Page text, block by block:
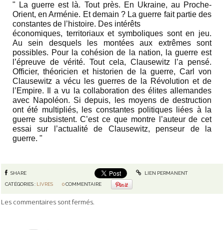
" La guerre est là. Tout près. En Ukraine, au Proche-
Orient, en Arménie. Et demain ? La guerre fait partie des
constantes de l’histoire. Des intérêts
économiques, territoriaux et symboliques sont en jeu.
Au sein desquels les montées aux extrêmes sont
possibles. Pour la cohésion de la nation, laguerre est
l’épreuve de vérité. Tout cela, Clausewitz l’a pensé.
Officier, théoricien et historien de la guerre, Carl von
Clausewitz a vécu les guerres de la Révolution et de
l’Empire. Il a vu la collaboration des élites allemandes
avec Napoléon. Si depuis, les moyens de destruction
ont été multipliés, les constantes politiques liées à la
guerre subsistent. C’est ce que montre l’auteur de cet
essai sur l’actualité de Clausewitz, penseur de la
guerre. "
SHARE
LIEN PERMANENT
CATÉGORIES : LIVRES 0 COMMENTAIRE
Les commentaires sont fermés.